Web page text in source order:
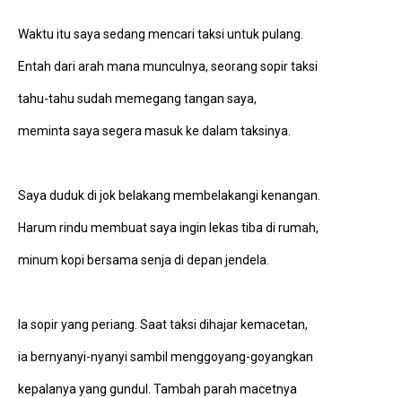
Waktu itu saya sedang mencari taksi untuk pulang.
Entah dari arah mana munculnya, seorang sopir taksi
tahu-tahu sudah memegang tangan saya,
meminta saya segera masuk ke dalam taksinya.
Saya duduk di jok belakang membelakangi kenangan.
Harum rindu membuat saya ingin lekas tiba di rumah,
minum kopi bersama senja di depan jendela.
Ia sopir yang periang. Saat taksi dihajar kemacetan,
ia bernyanyi-nyanyi sambil menggoyang-goyangkan
kepalanya yang gundul. Tambah parah macetnya